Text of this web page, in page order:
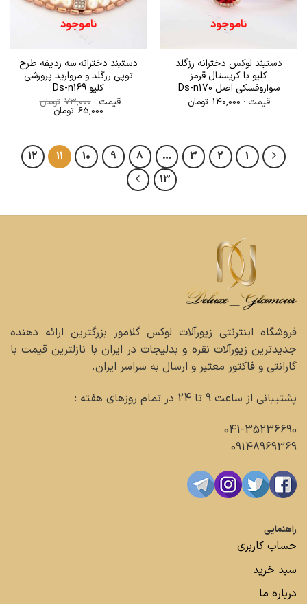
ناموجود
دستبند لوکس دخترانه رزگلد
کلیو با کریستال قرمز
سواروفسکی اصل Ds-n170
قیمت : 140,000 تومان
ناموجود
دستبند دخترانه سه ردیفه طرح
توپی رزگلد و مروارید پرورشی
کلیو Ds-n169
قیمت :73,000 تومان
قیمت
اصلی
65,000 تومانقیمت
1
2
3
…
8
9
10
11
12
13
فروشگاه اینترنتی زیورآلات لوکس گلامور بزرگترین ارائه دهنده
جدیدترین زیورآلات نقره و بدلیجات در ایران با نازلترین قیمت با
گارانتی و فاکتور معتبر و ارسال به سراسر ایران.
پشتیبانی از ساعت 9 تا 24 در تمام روزهای هفته :
041-35236690
09148969369
راهنمایی
حساب کاربری
سبد خرید
درباره ما